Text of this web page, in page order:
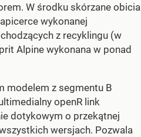
W środku skórzane obicia
wykonanej
z recyklingu (w
Alpine wykonana w ponad
modelem z segmentu B
openR link
dotykowym o przekątnej
wersjach. Pozwala